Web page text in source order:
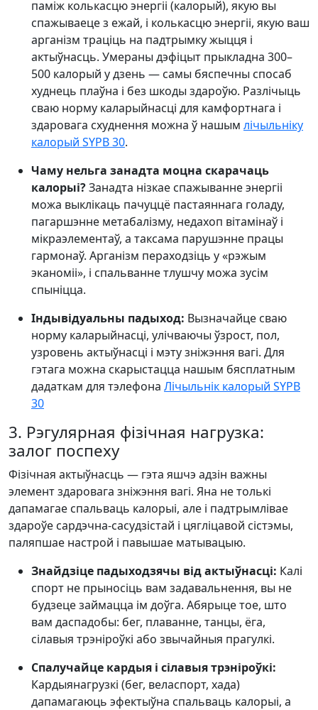
паміж колькасцю энергіі (калорый), якую вы
спажываеце з ежай, і колькасцю энергіі, якую ваш
арганізм траціць на падтрымку жыцця і
актыўнасць. Умераны дэфіцыт прыкладна 300–
500 калорый у дзень — самы бяспечны спосаб
худнець плаўна і без шкоды здароўю. Разлічыць
сваю норму каларыйнасці для камфортнага і
здаровага схуднення можна ў нашым лічыльніку
калорый SYPB 30.
Чаму нельга занадта моцна скарачаць
калорыі?Занадта нізкае спажыванне энергіі
можа выклікаць пачуццё пастаяннага голаду,
пагаршэнне метабалізму, недахоп вітамінаў і
мікраэлементаў, а таксама парушэнне працы
гармонаў. Арганізм пераходзіць у «рэжым
эканоміі», і спальванне тлушчу можа зусім
спыніцца.
Індывідуальны падыход: Вызначайце сваю
норму каларыйнасці, улічваючы ўзрост, пол,
узровень актыўнасці і мэту зніжэння вагі. Для
гэтага можна скарыстацца нашым бясплатным
дадаткам для тэлефона Лічыльнік калорый SYPB
30
3. Рэгулярная фізічная нагрузка:
залог поспеху
Фізічная актыўнасць — гэта яшчэ адзін важны
элемент здаровага зніжэння вагі. Яна не толькі
дапамагае спальваць калорыі, але і падтрымлівае
здароўе сардэчна-сасудзістай і цягліцавой сістэмы,
паляпшае настрой і павышае матывацыю.
Знайдзіце падыходзячы від актыўнасці: Калі
спорт не прыносіць вам задавальнення, вы не
будзеце займацца ім доўга. Абярыце тое, што
вам даспадобы: бег, плаванне, танцы, ёга,
сілавыя трэніроўкі або звычайныя прагулкі.
Спалучайце кардыя і сілавыя трэніроўкі:
Кардыянагрузкі (бег, веласпорт, хада)
дапамагаюць эфектыўна спальваць калорыі, а